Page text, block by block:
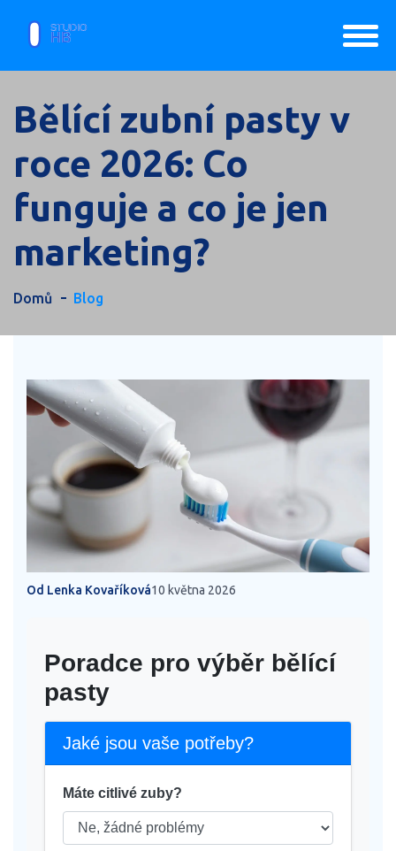
Bělící zubní pasty v
roce 2026: Co
funguje a co je jen
marketing?
Domů Blog
Od Lenka Kovaříková10 května 2026
Poradce pro výběr bělící
pasty
Jaké jsou vaše potřeby?
Máte citlivé zuby?